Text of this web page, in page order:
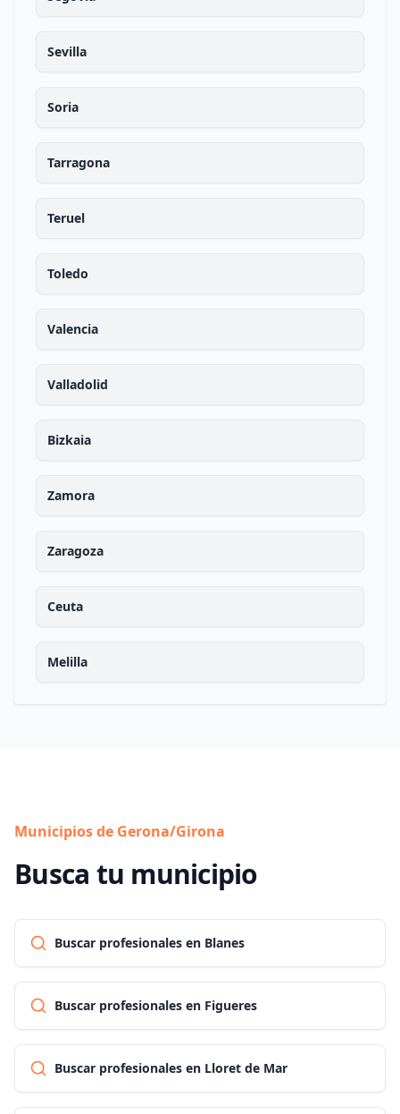
Sevilla
Soria
Tarragona
Teruel
Toledo
Valencia
Valladolid
Bizkaia
Zamora
Zaragoza
Ceuta
Melilla
Municipios de Gerona/Girona
Busca tu municipio
Buscar profesionales en Blanes
Buscar profesionales en Figueres
Buscar profesionales en Lloret de Mar